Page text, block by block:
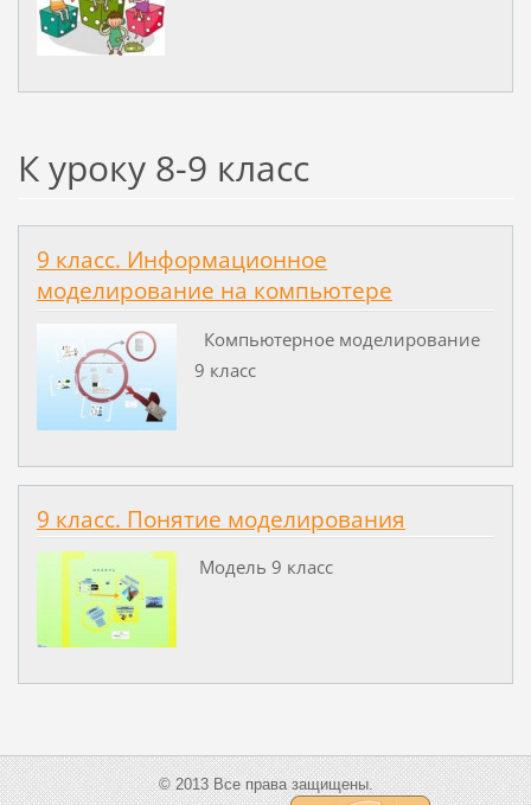
К уроку 8-9 класс
9 класс. Информационное
моделирование на компьютере
Компьютерное моделирование
9 класс
9 класс. Понятие моделирования
Модель 9 класс
© 2013 Все права защищены.